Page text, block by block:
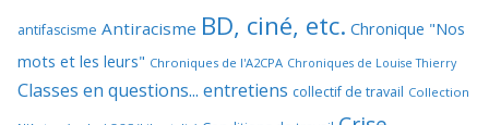
antifascisme Antiracisme BD, ciné, etc. Chronique "Nos
mots et les leurs" Chroniques de l'A2CPA Chroniques de Louise Thierry
Classes en questions... entretiens collectif de travail Collection